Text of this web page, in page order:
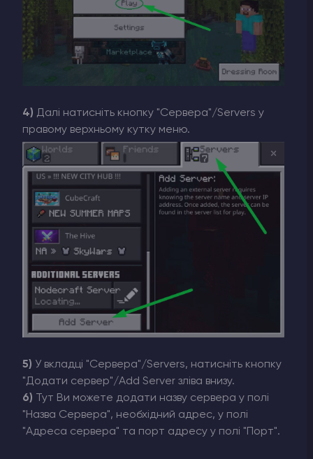
4) Далі натисніть кнопку "Сервера"/Servers у
правому верхньому кутку меню.
5) У вкладці "Сервера"/Servers, натисніть кнопку
"Додати сервер"/Add Server зліва внизу.
6) Тут Ви можете додати назву сервера у полі
"Назва Сервера", необхідний адрес, у полі
"Адреса сервера" та порт адресу у полі "Порт".